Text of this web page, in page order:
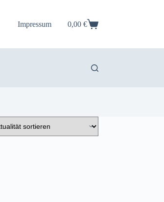
Impressum Warenkorb
0,00 €